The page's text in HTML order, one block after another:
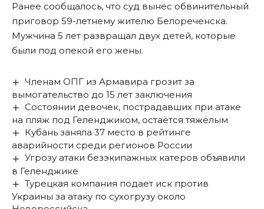
Ранее сообщалось, что суд вынес обвинительный
приговор 59-летнему жителю Белореченска.
Мужчина 5 лет развращал двух детей, которые
были под опекой его жены.
Членам ОПГ из Армавира грозит за
вымогательство до 15 лет заключения
Состоянии девочек, пострадавших при атаке
на пляж под Геленджиком, остаётся тяжёлым
Кубань заняла 37 место в рейтинге
аварийности среди регионов России
Угрозу атаки безэкипажных катеров объявили
в Геленджике
Турецкая компания подает иск против
Украины за атаку по сухогрузу около